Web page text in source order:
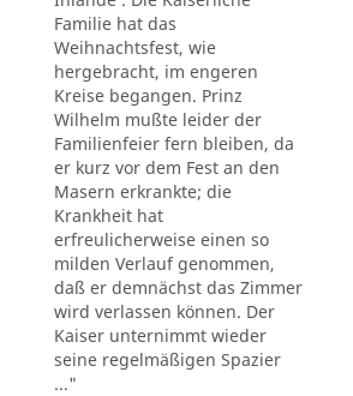
Familie hat das
Weihnachtsfest, wie
hergebracht, im engeren
Kreise begangen. Prinz
Wilhelm mußte leider der
Familienfeier fern bleiben, da
er kurz vor dem Fest an den
Masern erkrankte; die
Krankheit hat
erfreulicherweise einen so
milden Verlauf genommen,
daß er demnächst das Zimmer
wird verlassen können. Der
Kaiser unternimmt wieder
seine regelmäßigen Spazier
..."